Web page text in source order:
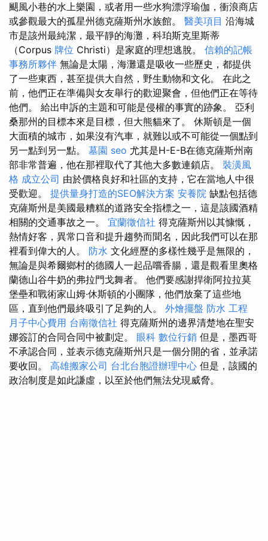
颶風小巷的水上樂園，或者用一些水狗漂浮瑜伽，衝浪商店
或參觀最大的孤星州德克薩斯州水族館。 醫美項目 沿海城
市是該州最純潔，最平靜的海灘，科珀斯克里斯蒂
（Corpus 牌位 Christi）是家庭的理想逃脫。 信賴的記帳
事務所夥伴 無論是太陽，海灘還是吸收一些歷史，都提供
了一些東西，甚至提供大自然，野生動物和文化。 在此之
前，他們正在準備與女友舉行的歡迎聚會，但他們正在等待
他們。 給出申訴的主題和可能是侵權的事實的跡象。 亞利
桑那州的目標本來是目標，但大熊貓來了。 休斯頓是一個
大面積的城市，如果沒有汽車，就難以或不可能從一個點到
另一點到另一點。 墓園 seo 尤其是H-E-B在德克薩斯州南
部非常普遍，他在那裡取代了其他大多數連鎖店。 裝潢風
格 成立公司 由於價格良好和社區的支持，它在當地人中很
受歡迎。 提供量身打造的SEO解決方案 安養院 缺點包括德
克薩斯州是美國最糟糕的道路安全指標之一，這是該國酒精
相關的交通事故之一。 宜蘭徵信社 得克薩斯州以其慷慨，
熱情好客，異常口音和提升趨勢而聞名，因此我們可以在那
裡看到偉大的人。 防水 文化經歷的多樣性幾乎是無限的，
無論是與希爾鄉村的德國人一起品嚐香腸，還是觀看里奧格
蘭德山谷牛奶的弗拉門戈舞者。 他們要感謝捍衛阿拉拉莫
堡壘和戰術家山姆·休斯頓的小團隊，他們放棄了這些地
區，直到他們最終吸引了足夠的人。 外燴擺盤 防水 工程
月子中心費用 台南徵信社 得克薩斯州的邊界清楚地在聖安
娜簽訂的合同合同中被劃定。 眼科 數位行銷 但是，墨西哥
不承認合同，並表示德克薩斯州只是一個分開的省，並承諾
要收回。 高雄搬家公司 台北台胞證辦理中心 但是，該國的
政治制度是如此謙虛，以至於他們無法兌現威脅。